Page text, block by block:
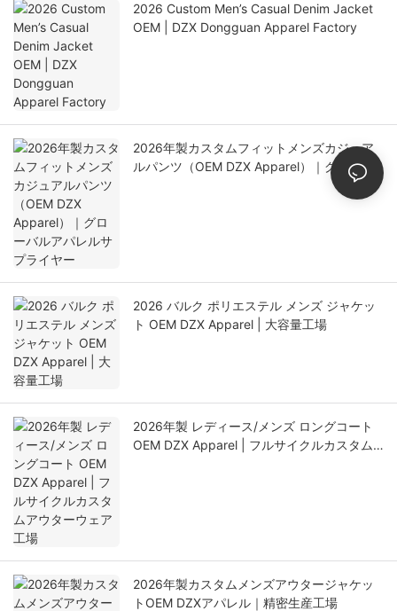
2026 Custom Men’s Casual Denim Jacket
OEM | DZX Dongguan Apparel Factory
2026年製カスタムフィットメンズカジュア
ルパンツ（OEM DZX Apparel）｜グローバ
2026 バルク ポリエステル メンズ ジャケッ
ト OEM DZX Apparel | 大容量工場
2026年製 レディース/メンズ ロングコート
OEM DZX Apparel | フルサイクルカスタム
2026年製カスタムメンズアウタージャケッ
トOEM DZXアパレル｜精密生産工場